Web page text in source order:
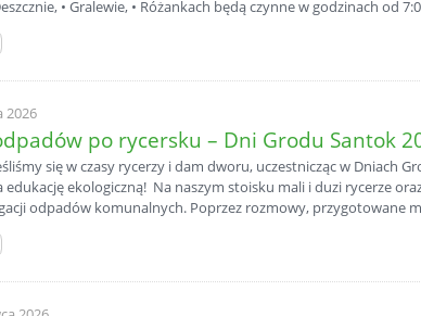
• Gralewie, • Różankach będą czynne w godzinach od
2026
po rycersku – Dni Grodu Santok
się w czasy rycerzy i dam dworu, uczestnicząc w Dniach
edukację ekologiczną! Na naszym stoisku mali i duzi rycerze
odpadów komunalnych. Poprzez rozmowy, przygotowane